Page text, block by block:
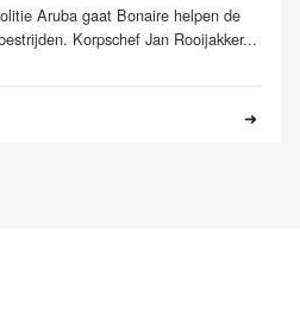
Aruba gaat Bonaire helpen de
Korpschef Jan Rooijakker...